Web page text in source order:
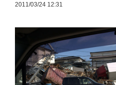
2011/03/24 12:31